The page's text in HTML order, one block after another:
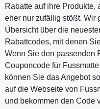
Rabatte auf ihre Produkte,
eher nur zufällig stößt. Wir
Übersicht über die
Rabattcodes, mit denen
Wenn Sie den passenden
Couponcode für
können Sie das Angebot
auf die Webseite von
und bekommen den Code